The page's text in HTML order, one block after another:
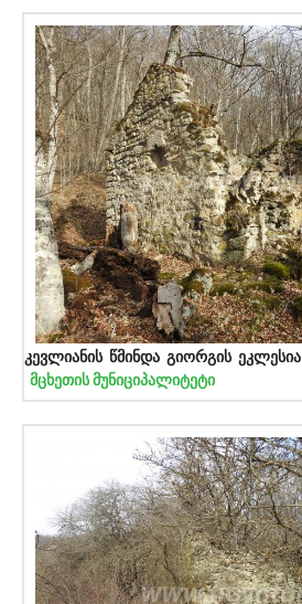
კევლიანის წმინდა გიორგის ეკლესია
მცხეთის მუნიციპალიტეტი